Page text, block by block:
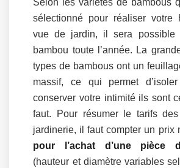
Selon les variétés de bambous
sélectionné pour réaliser votre
vue de jardin, il sera possible
bambou toute l’année. La
types de bambous ont un
massif, ce qui permet
conserver votre intimité ils sont
faut. Pour résumer le tarifs
jardinerie, il faut compter un prix
pour l’achat d’une pièce
(hauteur et diamètre variables